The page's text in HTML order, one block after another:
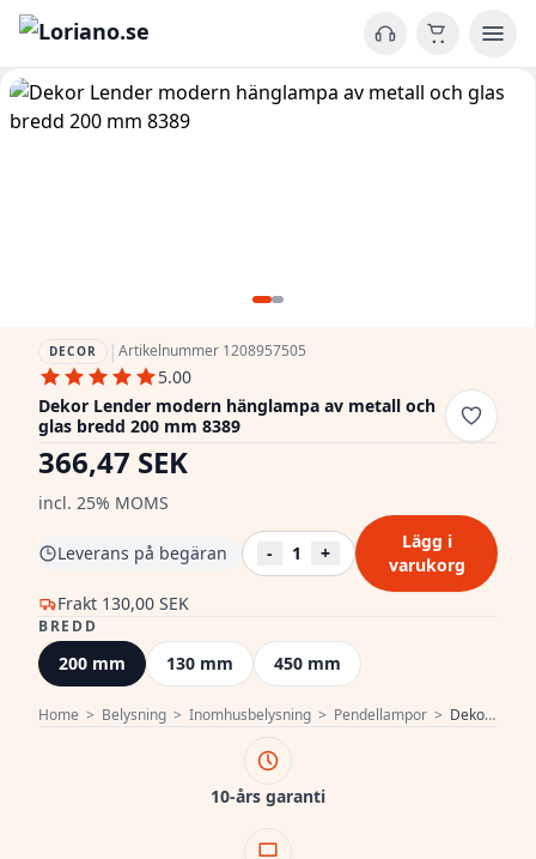
Home > Belysning > Inomhusbelysning > Pendellampor > Dekor Lender modern hänglampa av metall och glas bredd 200 mm 8389
DECOR | Artikelnummer 1208957505
5.00
Dekor Lender modern hänglampa av metall och
glas bredd 200 mm 8389
366,47 SEK
incl. 25% MOMS
Frakt 130,00 SEK
Leverans på begäran - 1 +
Lägg i
varukorg
BREDD
200 mm 130 mm 450 mm
10-års garanti